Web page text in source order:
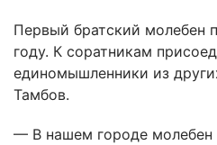
Первый братский молебен
году. К соратникам
единомышленники из
Тамбов.
— В нашем городе молебен